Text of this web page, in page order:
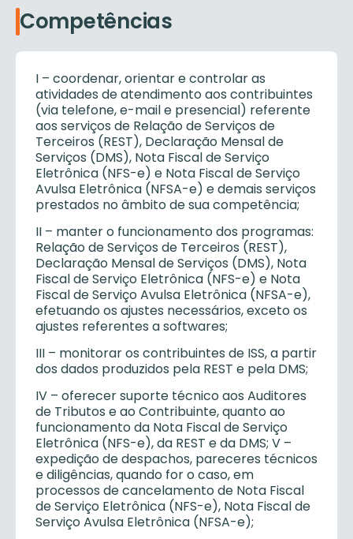
Competências
I – coordenar, orientar e controlar as
atividades de atendimento aos contribuintes
(via telefone, e-mail e presencial) referente
aos serviços de Relação de Serviços de
Terceiros (REST), Declaração Mensal de
Serviços (DMS), Nota Fiscal de Serviço
Eletrônica (NFS-e) e Nota Fiscal de Serviço
Avulsa Eletrônica (NFSA-e) e demais serviços
prestados no âmbito de sua competência;
II – manter o funcionamento dos programas:
Relação de Serviços de Terceiros (REST),
Declaração Mensal de Serviços (DMS), Nota
Fiscal de Serviço Eletrônica (NFS-e) e Nota
Fiscal de Serviço Avulsa Eletrônica (NFSA-e),
efetuando os ajustes necessários, exceto os
ajustes referentes a softwares;
III – monitorar os contribuintes de ISS, a partir
dos dados produzidos pela REST e pela DMS;
IV – oferecer suporte técnico aos Auditores
de Tributos e ao Contribuinte, quanto ao
funcionamento da Nota Fiscal de Serviço
Eletrônica (NFS-e), da REST e da DMS; V –
expedição de despachos, pareceres técnicos
e diligências, quando for o caso, em
processos de cancelamento de Nota Fiscal
de Serviço Eletrônica (NFS-e), Nota Fiscal de
Serviço Avulsa Eletrônica (NFSA-e);